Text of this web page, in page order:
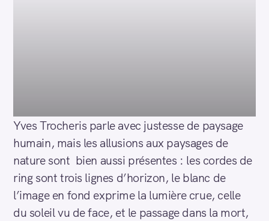
Yves Trocheris parle avec justesse de paysage
humain, mais les allusions aux paysages de
nature sont bien aussi présentes : les cordes de
ring sont trois lignes d’horizon, le blanc de
l’image en fond exprime la lumière crue, celle
du soleil vu de face, et le passage dans la mort,